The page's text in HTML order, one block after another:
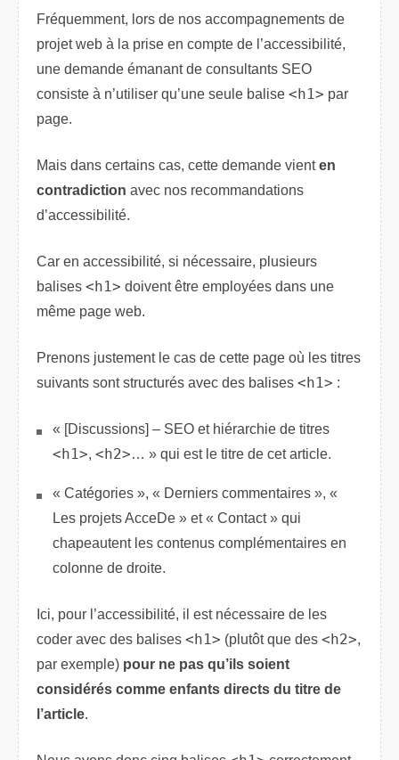
Fréquemment, lors de nos accompagnements de
projet web à la prise en compte de l’accessibilité,
une demande émanant de consultants SEO
consiste à n’utiliser qu’une seule balise <h1> par
page.
Mais dans certains cas, cette demande vienten
contradiction avec nos recommandations
d’accessibilité.
Car en accessibilité, si nécessaire, plusieurs
balises <h1> doivent être employées dans une
même page web.
Prenons justement le cas de cette page où les titres
suivants sont structurés avec des balises <h1> :
« [Discussions] – SEO et hiérarchie de titres
<h1>, <h2>… » qui est le titre de cet article.
« Catégories », « Derniers commentaires », «
Les projets AcceDe » et « Contact » qui
chapeautent les contenus complémentaires en
colonne de droite.
Ici, pour l’accessibilité, il est nécessaire de les
coder avec des balises <h1> (plutôt que des <h2>,
par exemple) pour ne pas qu’ils soient
considérés comme enfants directs du titre de
l’article.